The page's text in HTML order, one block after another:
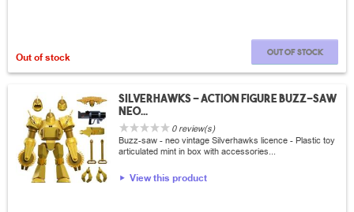
Out of stock Out of stock
Silverhawks - Action figure Buzz-saw
neo...
0 review(s)
Buzz-saw - neo vintage Silverhawks licence - Plastic toy
articulated mint in box with accessories...
View this product